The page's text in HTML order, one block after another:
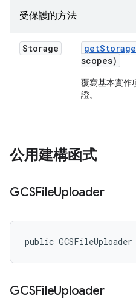
受保護的方法
Storage getStorage
scopes)
覆寫基本實作
證。
公用建構函式
GCSFileUploader
public
GCSFileUploader